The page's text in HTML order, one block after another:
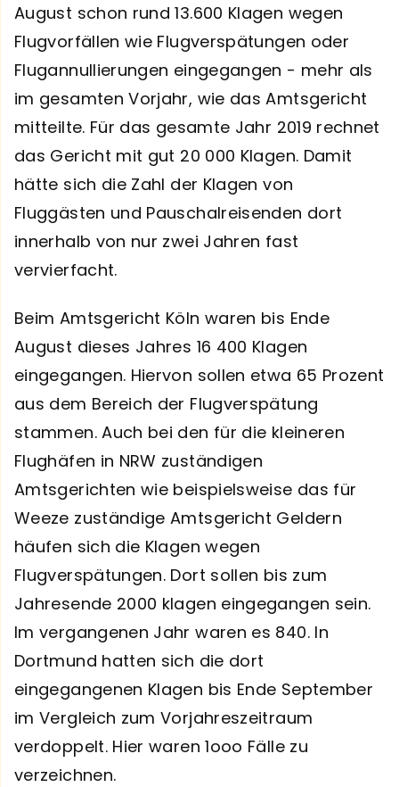
August schon rund 13.600 Klagen wegen
Flugvorfällen wie Flugverspätungen oder
Flugannullierungen eingegangen - mehr als
im gesamten Vorjahr, wie das Amtsgericht
mitteilte. Für das gesamte Jahr 2019 rechnet
das Gericht mit gut 20 000 Klagen. Damit
hätte sich die Zahl der Klagen von
Fluggästen und Pauschalreisenden dort
innerhalb von nur zwei Jahren fast
vervierfacht.
Beim Amtsgericht Köln waren bis Ende
August dieses Jahres 16 400 Klagen
eingegangen. Hiervon sollen etwa 65 Prozent
aus dem Bereich der Flugverspätung
stammen. Auch bei den für die kleineren
Flughäfen in NRW zuständigen
Amtsgerichten wie beispielsweise das für
Weeze zuständige Amtsgericht Geldern
häufen sich die Klagen wegen
Flugverspätungen. Dort sollen bis zum
Jahresende 2000 klagen eingegangen sein.
Im vergangenen Jahr waren es 840. In
Dortmund hatten sich die dort
eingegangenen Klagen bis Ende September
im Vergleich zum Vorjahreszeitraum
verdoppelt. Hier waren 1ooo Fälle zu
verzeichnen.